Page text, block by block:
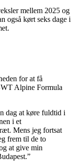
mellem 2025 og
også kørt seks dage i
for at få
Alpine Formula
dag at køre fuldtid i
i et
Mens jeg fortsat
frem til de to
at give min